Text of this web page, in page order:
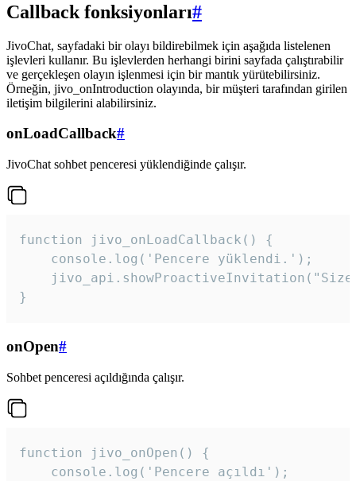
Callback fonksiyonları#
JivoChat, sayfadaki bir olayı bildirebilmek için aşağıda listelenen
işlevleri kullanır. Bu işlevlerden herhangi birini sayfada çalıştırabilir
ve gerçekleşen olayın işlenmesi için bir mantık yürütebilirsiniz.
Örneğin, jivo_onIntroduction olayında, bir müşteri tarafından girilen
iletişim bilgilerini alabilirsiniz.
onLoadCallback#
JivoChat sohbet penceresi yüklendiğinde çalışır.
function jivo_onLoadCallback() {
    console.log('Pencere yüklendi.');
}
onOpen#
Sohbet penceresi açıldığında çalışır.
function jivo_onOpen() {
    console.log('Pencere açıldı');